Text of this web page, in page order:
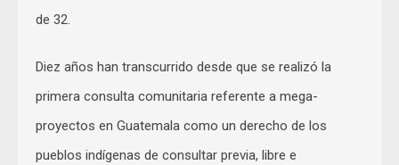
de 32.
Diez años han transcurrido desde que se realizó la
primera consulta comunitaria referente a mega-
proyectos en Guatemala como un derecho de los
pueblos indígenas de consultar previa, libre e